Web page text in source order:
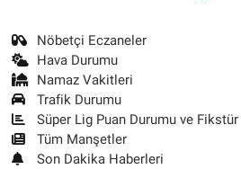
Nöbetçi Eczaneler
Hava Durumu
Namaz Vakitleri
Trafik Durumu
Süper Lig Puan Durumu ve Fikstür
Tüm Manşetler
Son Dakika Haberleri